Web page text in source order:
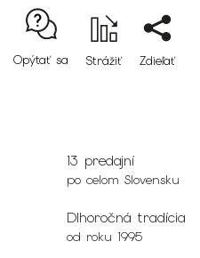
Opýtať sa Strážiť Zdieľať
13 predajní
po celom Slovensku
Dlhoročná tradícia
od roku 1995